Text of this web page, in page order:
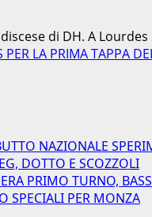
di DH. A
LA PRIMA TAPPA
NAZIONALE
DOTTO E SCOZZOLI
PRIMO TURNO,
SPECIALI PER MONZA